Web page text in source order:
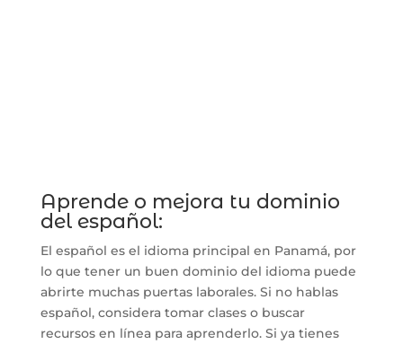
Aprende o mejora tu dominio
del español:
El español es el idioma principal en Panamá, por
lo que tener un buen dominio del idioma puede
abrirte muchas puertas laborales. Si no hablas
español, considera tomar clases o buscar
recursos en línea para aprenderlo. Si ya tienes